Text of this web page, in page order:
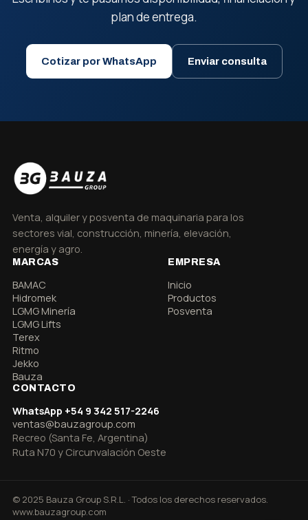
plan de entrega.
Cotizar por WhatsApp Enviar consulta
Venta, alquiler y posventa de maquinaria para los
sectores vial, construcción, minería, elevación,
energía y agro.
MARCAS
BAMAC
Hidromek
LGMG Minería
LGMG Lifts
Terex
Ritmo
Jekko
Bauza
EMPRESA
Inicio
Productos
Posventa
CONTACTO
WhatsApp +54 9 342 517-2246
ventas@bauzagroup.com
Recreo (Santa Fe, Argentina)
Ruta N70 y Circunvalación Oeste
© 2025 Bauza Group S.R.L. · Todos los derechos reservados.
www.bauzagroup.com